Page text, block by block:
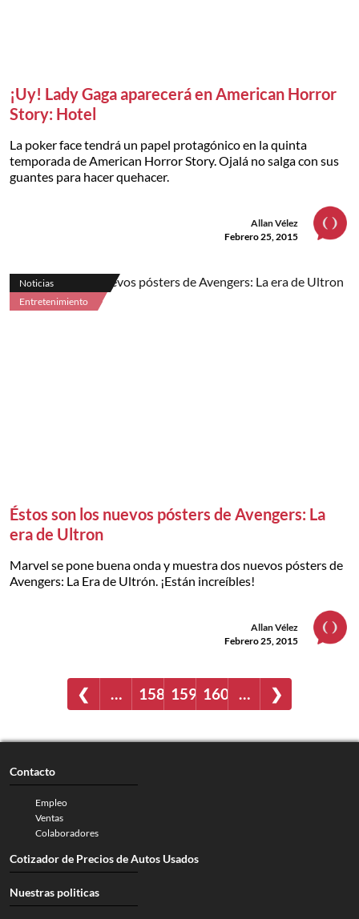
¡Uy! Lady Gaga aparecerá en American Horror
Story: Hotel
La poker face tendrá un papel protagónico en la quinta
temporada de American Horror Story. Ojalá no salga con sus
guantes para hacer quehacer.
Allan Vélez
Febrero 25, 2015
Noticias
Entretenimiento
Éstos son los nuevos pósters de Avengers: La
era de Ultron
Marvel se pone buena onda y muestra dos nuevos pósters de
Avengers: La Era de Ultrón. ¡Están increíbles!
Allan Vélez
Febrero 25, 2015
❮ … 158 159 160 … ❯
Contacto
Empleo
Ventas
Colaboradores
Cotizador de Precios de Autos Usados
Nuestras politicas